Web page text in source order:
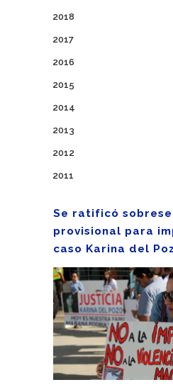
2018
2017
2016
2015
2014
2013
2012
2011
Se ratificó
provisional para
caso Karina del